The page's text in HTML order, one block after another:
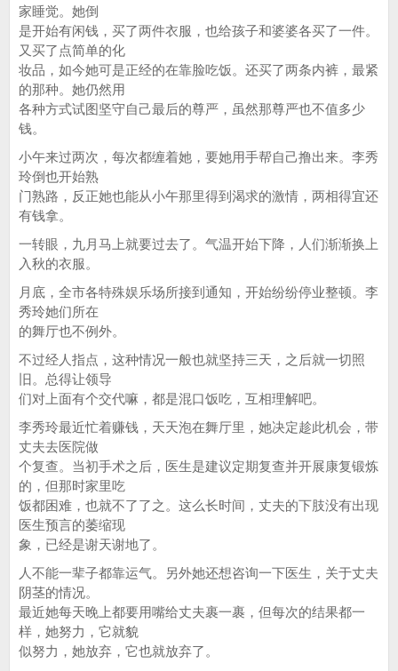
家睡觉。她倒
是开始有闲钱，买了两件衣服，也给孩子和婆婆各买了一件。
又买了点简单的化
妆品，如今她可是正经的在靠脸吃饭。还买了两条内裤，最紧
的那种。她仍然用
各种方式试图坚守自己最后的尊严，虽然那尊严也不值多少
钱。
小午来过两次，每次都缠着她，要她用手帮自己撸出来。李秀
玲倒也开始熟
门熟路，反正她也能从小午那里得到渴求的激情，两相得宜还
有钱拿。
一转眼，九月马上就要过去了。气温开始下降，人们渐渐换上
入秋的衣服。
月底，全市各特殊娱乐场所接到通知，开始纷纷停业整顿。李
秀玲她们所在
的舞厅也不例外。
不过经人指点，这种情况一般也就坚持三天，之后就一切照
旧。总得让领导
们对上面有个交代嘛，都是混口饭吃，互相理解吧。
李秀玲最近忙着赚钱，天天泡在舞厅里，她决定趁此机会，带
丈夫去医院做
个复查。当初手术之后，医生是建议定期复查并开展康复锻炼
的，但那时家里吃
饭都困难，也就不了了之。这么长时间，丈夫的下肢没有出现
医生预言的萎缩现
象，已经是谢天谢地了。
人不能一辈子都靠运气。另外她还想咨询一下医生，关于丈夫
阴茎的情况。
最近她每天晚上都要用嘴给丈夫裹一裹，但每次的结果都一
样，她努力，它就貌
似努力，她放弃，它也就放弃了。